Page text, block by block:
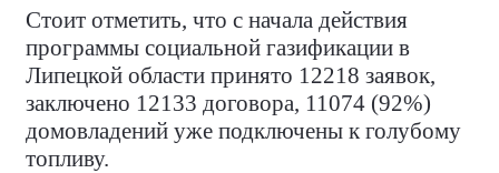
Стоит отметить, что с начала действия
программы социальной газификации в
Липецкой области принято 12218 заявок,
заключено 12133 договора, 11074 (92%)
домовладений уже подключены к голубому
топливу.